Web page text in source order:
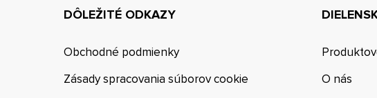
DÔLEŽITÉ ODKAZY
Obchodné podmienky
Zásady spracovania súborov cookie
O nás